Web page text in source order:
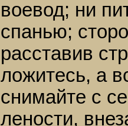
воевод; ни
спанью;
расставив
ложитесь, а
снимайте с
лености,